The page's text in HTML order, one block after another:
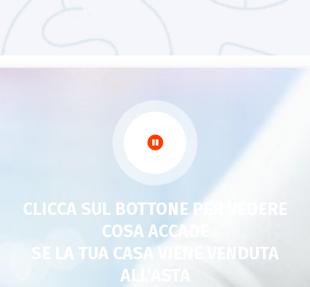
CLICCA SUL BOTTONE PER VEDERE
COSA ACCADE
SE LA TUA CASA VIENE VENDUTA
ALL'ASTA